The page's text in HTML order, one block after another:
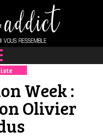
Week :
Olivier